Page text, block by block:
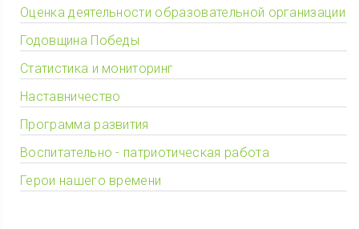
Оценка деятельности образовательной организации
Годовщина Победы
Статистика и мониторинг
Наставничество
Программа развития
Воспитательно - патриотическая работа
Герои нашего времени